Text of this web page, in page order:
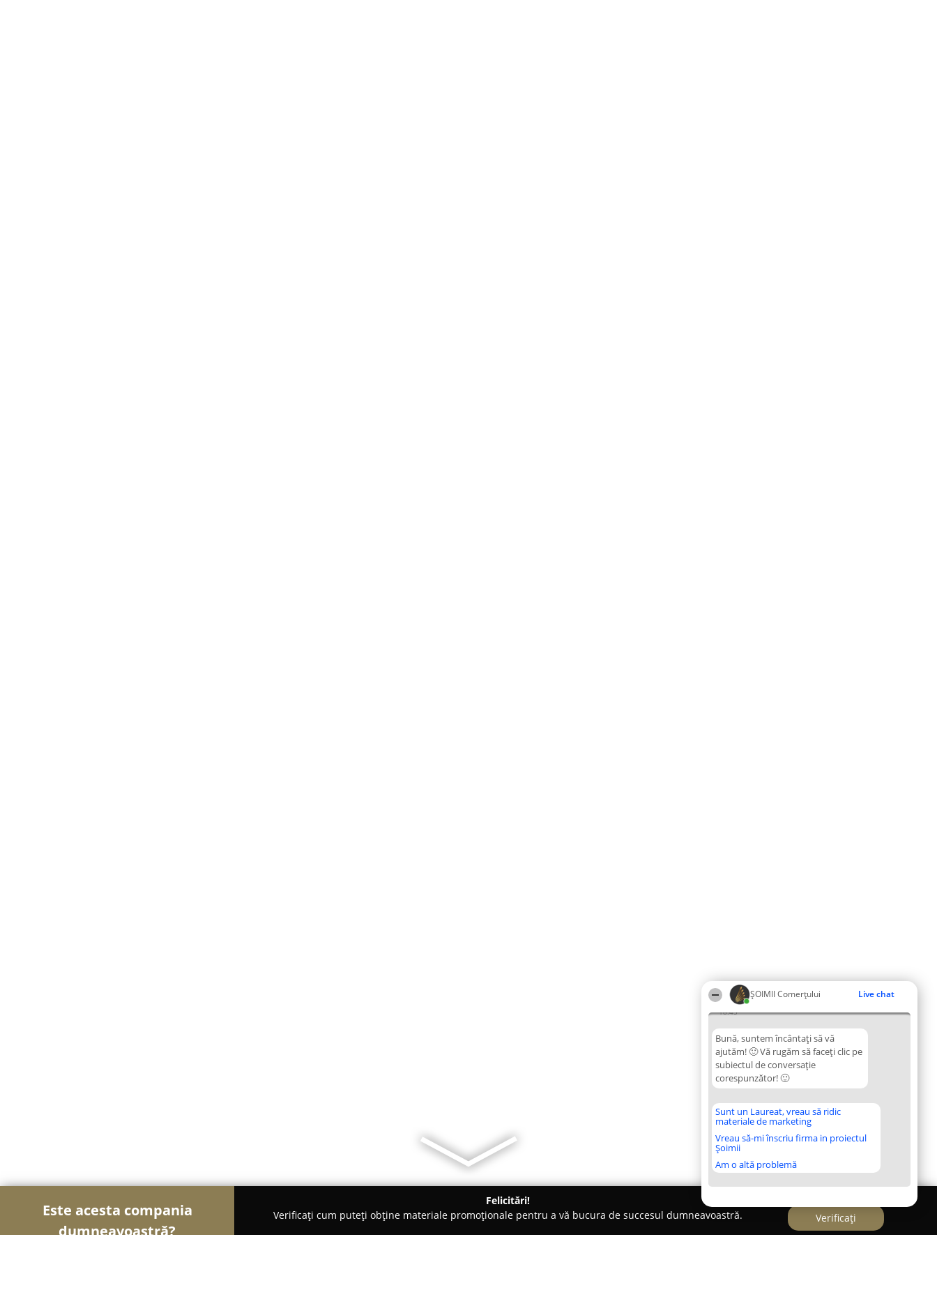
ȘOIMII Comerțului Live chat
18:45
Bună, suntem încântați să vă
ajutăm! 🙂 Vă rugăm să faceți clic pe
subiectul de conversație
corespunzător! 🙂
Sunt un Laureat, vreau să ridic
materiale de marketing
Vreau să-mi înscriu firma in proiectul
Șoimii
Am o altă problemă
Este acesta compania
dumneavoastră?
Felicitări!
Verificați cum puteți obține materiale promoționale pentru a vă bucura de succesul dumneavoastră.
Verificați